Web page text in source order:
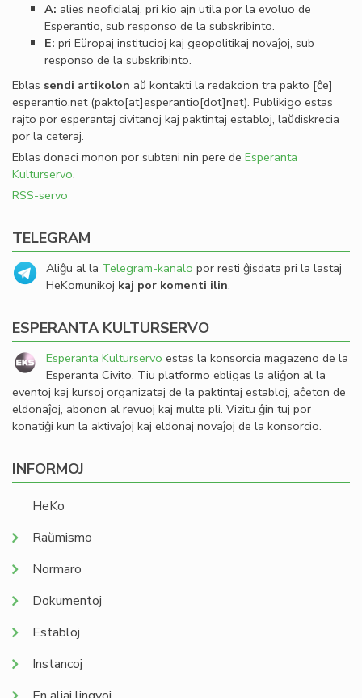
A: alies neoﬁcialaj, pri kio ajn utila por la evoluo de
Esperantio, sub responso de la subskribinto.
E: pri Eŭropaj institucioj kaj geopolitikaj novaĵoj, sub
responso de la subskribinto.
Eblas sendi artikolon aŭ kontakti la redakcion tra pakto [ĉe]
esperantio.net(pakto[at]esperantio[dot]net). Publikigo estas
rajto por esperantaj civitanoj kaj paktintaj establoj, laŭdiskrecia
por la ceteraj.
Eblas donaci monon por subteni nin pere de Esperanta
Kulturservo.
RSS-servo
TELEGRAM
Aliĝu al la Telegram-kanalo por resti ĝisdata pri la lastaj
HeKomunikoj kaj por komenti ilin.
ESPERANTA KULTURSERVO
Esperanta Kulturservo estas la konsorcia magazeno de la
Esperanta Civito. Tiu platformo ebligas la aliĝon al la
eventoj kaj kursoj organizataj de la paktintaj establoj, aĉeton de
eldonaĵoj, abonon al revuoj kaj multe pli. Vizitu ĝin tuj por
konatiĝi kun la aktivaĵoj kaj eldonaj novaĵoj de la konsorcio.
INFORMOJ
HeKo
Raŭmismo
Normaro
Dokumentoj
Establoj
Instancoj